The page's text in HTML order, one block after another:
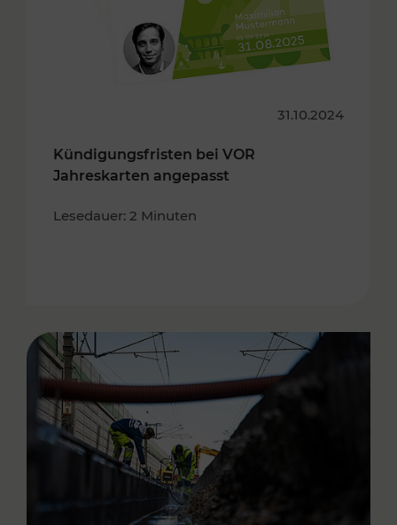
31.10.2024
Kündigungsfristen bei VOR
Jahreskarten angepasst
Lesedauer: 2 Minuten